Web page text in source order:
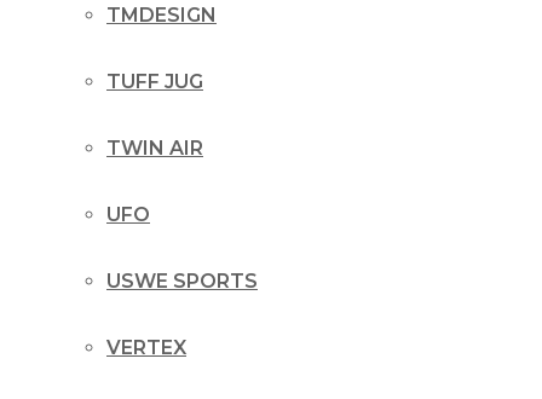
TMDESIGN
TUFF JUG
TWIN AIR
UFO
USWE SPORTS
VERTEX